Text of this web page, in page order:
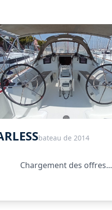
bateau de 2014
Chargement des offres...